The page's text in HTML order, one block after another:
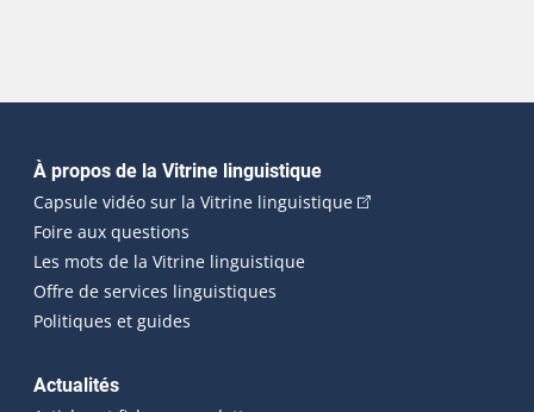
Navigation principale
À propos de la Vitrine linguistique
Capsule vidéo sur la Vitrine linguistique(Cet hyperlien
Foire aux questions
Les mots de la Vitrine linguistique
Offre de services linguistiques
Politiques et guides
Actualités